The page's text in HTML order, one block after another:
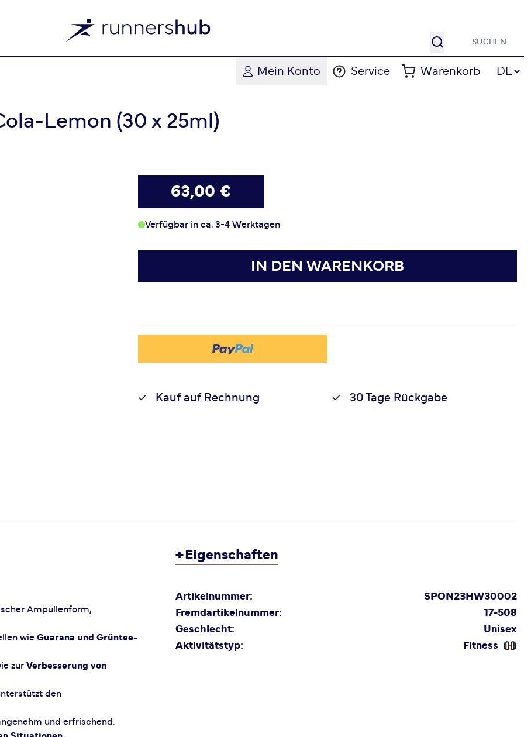
Suche
Mein Konto Service Warenkorb Sprache
DE
Lemon (30 x 25ml)
63,00 €
Verfügbar in ca. 3-4 Werktagen
IN DEN WARENKORB
Kauf auf Rechnung 30 Tage Rückgabe
Ampullenform,
wie Guarana und Grüntee-
zur Verbesserung von
den
und erfrischend.
+ Eigenschaften
Artikelnummer:
SPON23HW30002
Fremdartikelnummer:
17-508
Geschlecht:
Unisex
Aktivitätstyp:
Fitness